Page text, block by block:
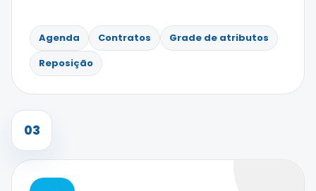
Agenda Contratos
Grade de atributos
Reposição
03